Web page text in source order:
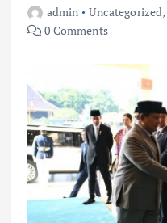
admin Uncategorized,
0 Comments